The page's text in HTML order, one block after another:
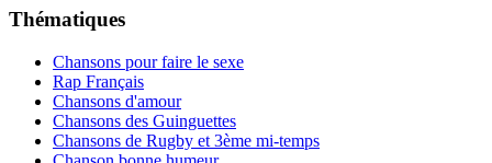
Thématiques
Chansons pour faire le sexe
Rap Français
Chansons d'amour
Chansons des Guinguettes
Chansons de Rugby et 3ème mi-temps